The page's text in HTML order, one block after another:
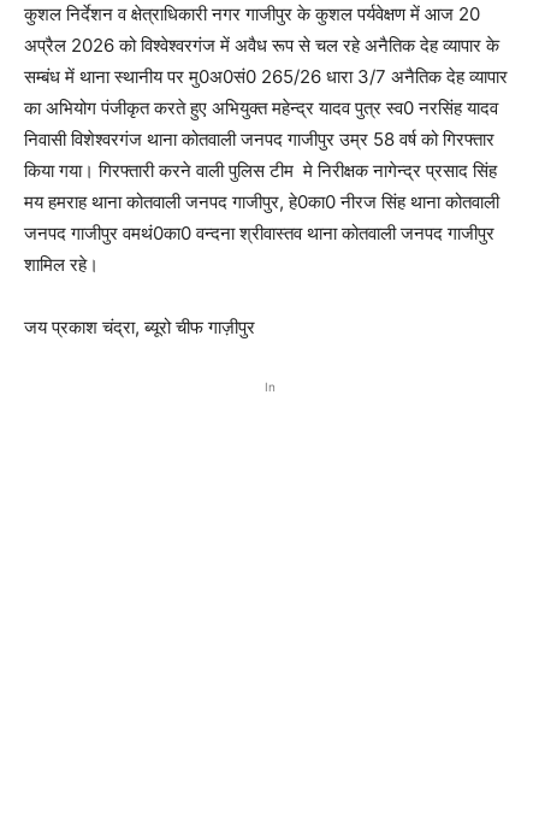
कुशल निर्देशन व क्षेत्राधिकारी नगर गाजीपुर के कुशल पर्यवेक्षण में आज 20
अप्रैल 2026 को विश्वेश्वरगंज में अवैध रूप से चल रहे अनैतिक देह व्यापार के
सम्बंध में थाना स्थानीय पर मु0अ0सं0 265/26 धारा 3/7 अनैतिक देह व्यापार
का अभियोग पंजीकृत करते हुए अभियुक्त महेन्द्र यादव पुत्र स्व0 नरसिंह यादव
निवासी विशेश्वरगंज थाना कोतवाली जनपद गाजीपुर उम्र 58 वर्ष को गिरफ्तार
किया गया। गिरफ्तारी करने वाली पुलिस टीम मे निरीक्षक नागेन्द्र प्रसाद सिंह
मय हमराह थाना कोतवाली जनपद गाजीपुर, हे0का0 नीरज सिंह थाना कोतवाली
जनपद गाजीपुर वमथं0का0 वन्दना श्रीवास्तव थाना कोतवाली जनपद गाजीपुर
शामिल रहे।
जय प्रकाश चंद्रा, ब्यूरो चीफ गाज़ीपुर
In